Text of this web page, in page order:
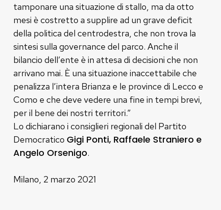
tamponare una situazione di stallo, ma da otto
mesi è costretto a supplire ad un grave deficit
della politica del centrodestra, che non trova la
sintesi sulla governance del parco. Anche il
bilancio dell’ente è in attesa di decisioni che non
arrivano mai. È una situazione inaccettabile che
penalizza l’intera Brianza e le province di Lecco e
Como e che deve vedere una fine in tempi brevi,
per il bene dei nostri territori.”
Lo dichiarano i consiglieri regionali del Partito
Democratico Gigi Ponti, Raffaele Straniero e
Angelo Orsenigo.
Milano, 2 marzo 2021